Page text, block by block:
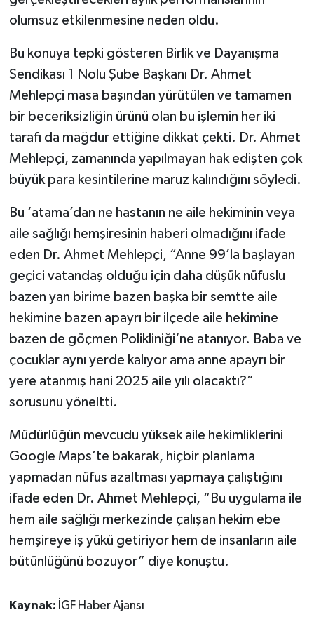
olumsuz etkilenmesine neden oldu.
Bu konuya tepki gösteren Birlik ve Dayanışma
Sendikası 1 Nolu Şube Başkanı Dr. Ahmet
Mehlepçi masa başından yürütülen ve tamamen
bir beceriksizliğin ürünü olan bu işlemin her iki
tarafı da mağdur ettiğine dikkat çekti. Dr. Ahmet
Mehlepçi, zamanında yapılmayan hak edişten çok
büyük para kesintilerine maruz kalındığını söyledi.
Bu ‘atama’dan ne hastanın ne aile hekiminin veya
aile sağlığı hemşiresinin haberi olmadığını ifade
eden Dr. Ahmet Mehlepçi, “Anne 99’la başlayan
geçici vatandaş olduğu için daha düşük nüfuslu
bazen yan birime bazen başka bir semtte aile
hekimine bazen apayrı bir ilçede aile hekimine
bazen de göçmen Polikliniği‘ne atanıyor. Baba ve
çocuklar aynı yerde kalıyor ama anne apayrı bir
yere atanmış hani 2025 aile yılı olacaktı?”
sorusunu yöneltti.
Müdürlüğün mevcudu yüksek aile hekimliklerini
Google Maps’te bakarak, hiçbir planlama
yapmadan nüfus azaltması yapmaya çalıştığını
ifade eden Dr. Ahmet Mehlepçi, “Bu uygulama ile
hem aile sağlığı merkezinde çalışan hekim ebe
hemşireye iş yükü getiriyor hem de insanların aile
bütünlüğünü bozuyor” diye konuştu.
Kaynak: İGF Haber Ajansı